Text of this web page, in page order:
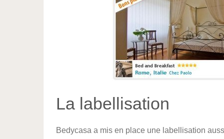
La labellisation
Bedycasa a mis en place une labellisation